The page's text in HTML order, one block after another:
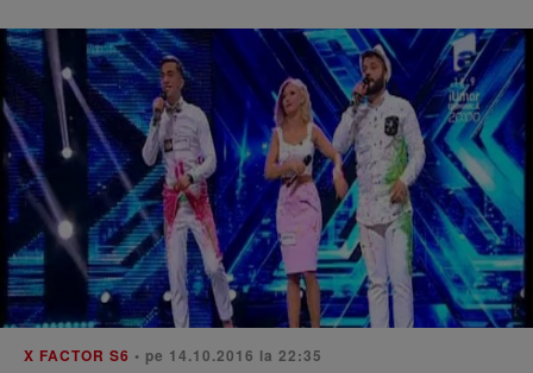
X FACTOR S6 • pe 14.10.2016 la 22:35